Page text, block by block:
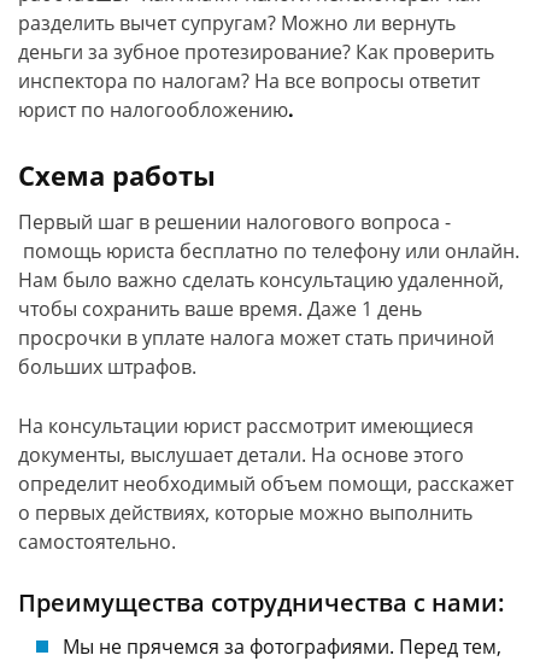
разделить вычет супругам? Можно ли вернуть
деньги за зубное протезирование? Как проверить
инспектора по налогам? На все вопросы ответит
юрист по налогообложению.
Схема работы
Первый шаг в решении налогового вопроса -
помощь юриста бесплатно по телефону или онлайн.
Нам было важно сделать консультацию удаленной,
чтобы сохранить ваше время. Даже 1 день
просрочки в уплате налога может стать причиной
больших штрафов.
На консультации юрист рассмотрит имеющиеся
документы, выслушает детали. На основе этого
определит необходимый объем помощи, расскажет
о первых действиях, которые можно выполнить
самостоятельно.
Преимущества сотрудничества с нами:
Мы не прячемся за фотографиями. Перед тем,